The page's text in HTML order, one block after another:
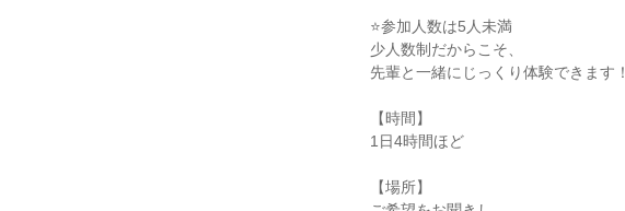
⭐参加人数は5人未満
少人数制だからこそ、
先輩と一緒にじっくり体験できます！
【時間】
1日4時間ほど
【場所】